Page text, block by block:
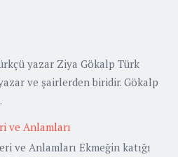
yazar Ziya Gökalp Türk
ve şairlerden biridir. Gökalp
ve Anlamları
ve Anlamları Ekmeğin katığı